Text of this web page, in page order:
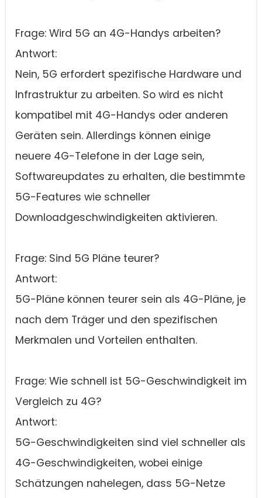
Frage: Wird 5G an 4G-Handys arbeiten?
Antwort:
Nein, 5G erfordert spezifische Hardware und
Infrastruktur zu arbeiten. So wird es nicht
kompatibel mit 4G-Handys oder anderen
Geräten sein. Allerdings können einige
neuere 4G-Telefone in der Lage sein,
Softwareupdates zu erhalten, die bestimmte
5G-Features wie schneller
Downloadgeschwindigkeiten aktivieren.
Frage: Sind 5G Pläne teurer?
Antwort:
5G-Pläne können teurer sein als 4G-Pläne, je
nach dem Träger und den spezifischen
Merkmalen und Vorteilen enthalten.
Frage: Wie schnell ist 5G-Geschwindigkeit im
Vergleich zu 4G?
Antwort:
5G-Geschwindigkeiten sind viel schneller als
4G-Geschwindigkeiten, wobei einige
Schätzungen nahelegen, dass 5G-Netze